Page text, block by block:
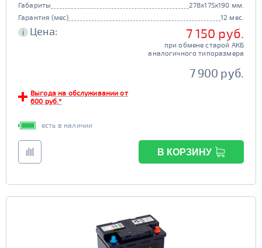
Габариты
278x175x190 мм.
Гарантия (мес)
12 мес.
i Цена: 7 150 руб.
при обмене старой АКБ
аналогичного типоразмера
7 900 руб.
Выгода на обслуживании от
600 руб.*
есть в наличии
В КОРЗИНУ